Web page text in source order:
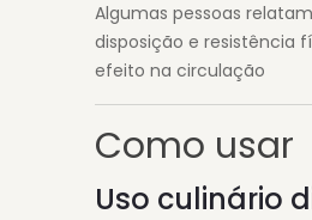
Algumas pessoas
disposição e resistência
efeito na circulação
Como usar
Uso culinário